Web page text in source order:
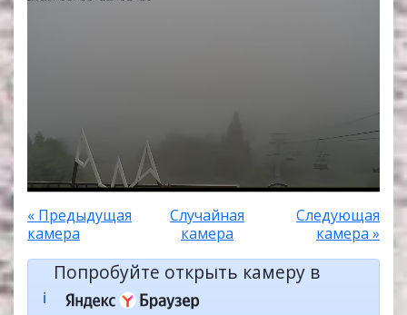
« Предыдущая
камера
Случайная
камера
Следующая
камера »
ℹ️
Попробуйте открыть камеру в